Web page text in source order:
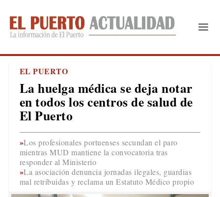
EL PUERTO
La huelga médica se deja notar
en todos los centros de salud de
El Puerto
Los profesionales portuenses secundan el paro
mientras MUD mantiene la convocatoria tras
responder al Ministerio
La asociación denuncia jornadas ilegales, guardias
mal retribuidas y reclama un Estatuto Médico propio